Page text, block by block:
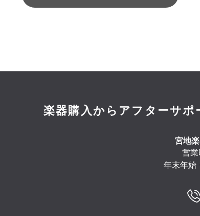
楽器購入から アフターサポ
宮地
営
年末年始